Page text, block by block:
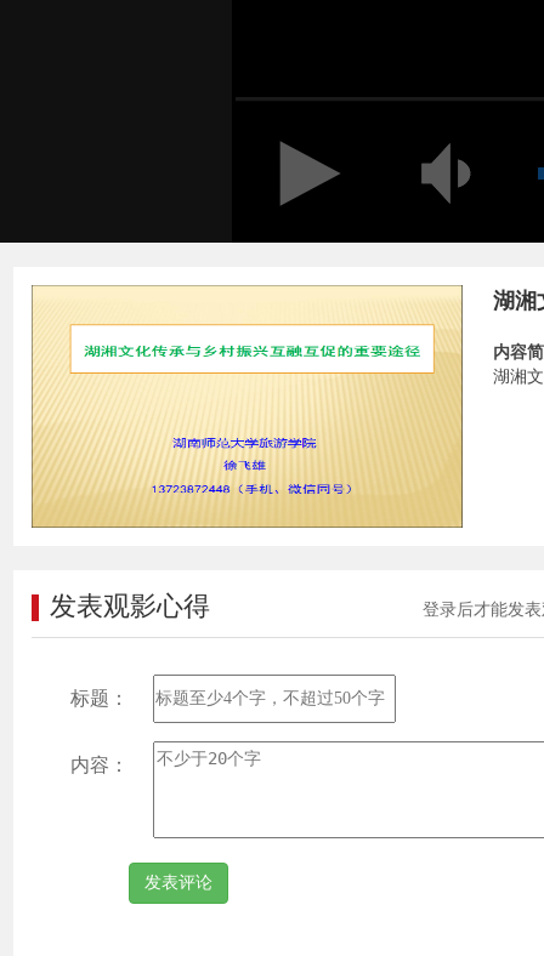
湖湘
内容
湖湘
登录后才能发
发表观影心得
标题：
内容：